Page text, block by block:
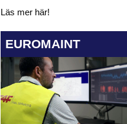
Läs mer här!
EUROMAINT